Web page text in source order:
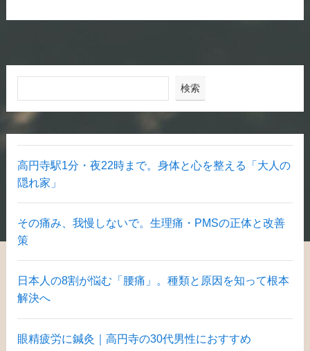
検索
高円寺駅1分・夜22時まで。身体と心を整える「大人の
隠れ家」
その痛み、我慢しないで。生理痛・PMSの正体と改善
策
日本人の8割が悩む「腰痛」。種類と原因を知って根本
解決へ
眼精疲労に鍼灸｜高円寺の30代男性におすすめ